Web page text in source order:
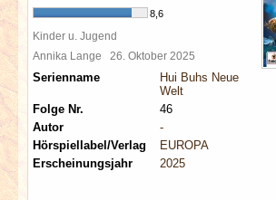
8,6
Kinder u. Jugend
Annika Lange 26. Oktober 2025
Serienname
Hui Buhs Neue
Welt
Folge Nr.
46
Autor
-
Hörspiellabel/Verlag
EUROPA
Erscheinungsjahr
2025